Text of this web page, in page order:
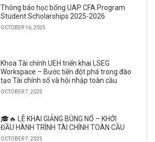
Thông báo học bổng UAP CFA Program
Student Scholarships 2025-2026
OCTOBER 16, 2025
Khoa Tài chính UEH triển khai LSEG
Workspace – Bước tiến đột phá trong đào
tạo Tài chính số và hội nhập toàn cầu
OCTOBER 7, 2025
🎓🔥 LỄ KHAI GIẢNG BÙNG NỔ – KHỞI
ĐẦU HÀNH TRÌNH TÀI CHÍNH TOÀN CẦU
OCTOBER 7, 2025